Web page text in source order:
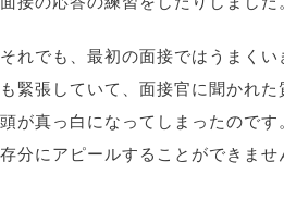
それでも、最初の面接ではうまく
も緊張していて、面接官に聞かれた
頭が真っ白になってしまったので
存分にアピールすることができませ